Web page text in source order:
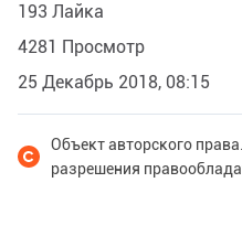
193 Лайка
4281 Просмотр
25 Декабрь 2018, 08:15
Объект авторского
разрешения